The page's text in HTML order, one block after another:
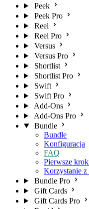
Peek
Peek Pro
Reel
Reel Pro
Versus
Versus Pro
Shortlist
Shortlist Pro
Swift
Swift Pro
Add-Ons
Add-Ons Pro
Bundle
Bundle
Konfiguracja
FAQ
Pierwsze
Korzystanie
Bundle Pro
Gift Cards
Gift Cards Pro